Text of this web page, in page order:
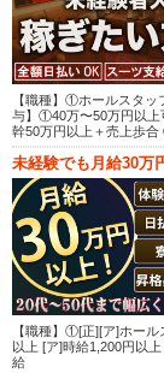
【職種】①ホールスタ
与】①40万〜50万円以
幹50万円以上＋売上歩
未経験でも月給30万
【職種】①[正][ア]ホー
以上 [ア]時給1,200円以
給